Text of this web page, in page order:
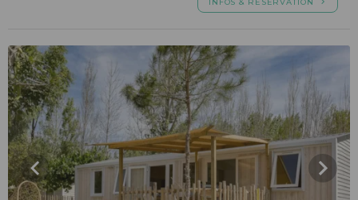
INFOS & RÉSERVATION